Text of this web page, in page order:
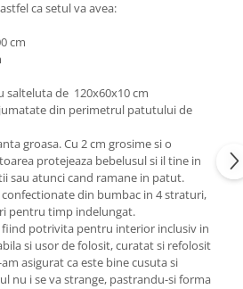
ca setul va avea:
cm
salteluta de 120x60x10 cm
din perimetrul patutului de
groasa. Cu 2 cm grosime si o
protejeaza bebelusul si il tine in
sau atunci cand ramane in patut.
din bumbac in 4 straturi,
pentru timp indelungat.
fiind potrivita pentru interior inclusiv in
si usor de folosit, curatat si refolosit
asigurat ca este bine cusuta si
nu i se va strange, pastrandu-si forma